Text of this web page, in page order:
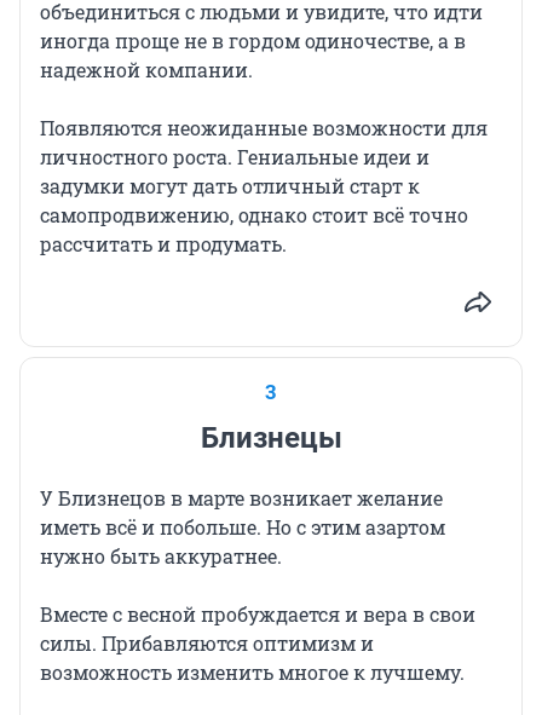
объединиться с людьми и увидите, что идти
иногда проще не в гордом одиночестве, а в
надежной компании.
Появляются неожиданные возможности для
личностного роста. Гениальные идеи и
задумки могут дать отличный старт к
самопродвижению, однако стоит всё точно
рассчитать и продумать.
3
Близнецы
У Близнецов в марте возникает желание
иметь всё и побольше. Но с этим азартом
нужно быть аккуратнее.
Вместе с весной пробуждается и вера в свои
силы. Прибавляются оптимизм и
возможность изменить многое к лучшему.